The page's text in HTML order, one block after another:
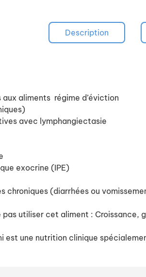
Description
aliments régime d’éviction
avec lymphangiectasie
exocrine (IPE)
chroniques (diarrhées ou
utiliser cet aliment : Croissance,
est une nutrition clinique